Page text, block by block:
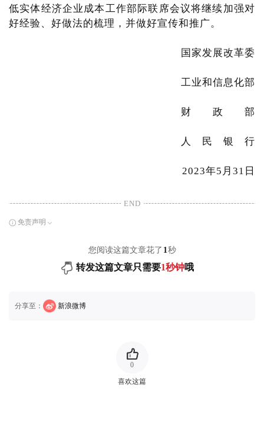
低实体经济企业成本工作部际联席会议将继续加强对
好经验、好做法的梳理，并做好宣传和推广。
国家发展改革委
工业和信息化部
财 政 部
人 民 银 行
2023年5月31日
END
免责声明
您阅读这篇文章花了 1秒
转发这篇文章只需要1秒钟哦
分享至： 新浪微博
喜欢这篇
0